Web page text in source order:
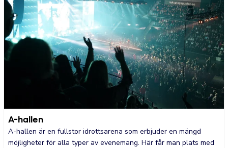
A-hallen
A-hallen är en fullstor idrottsarena som erbjuder en mängd
möjligheter för alla typer av evenemang. Här får man plats med